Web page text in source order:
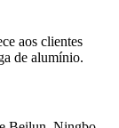
aos clientes
de alumínio.